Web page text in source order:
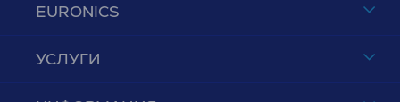
EURONICS
УСЛУГИ